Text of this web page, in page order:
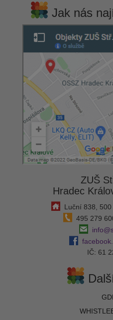
Jak nás
ZUŠ
Hradec
Luční 838,
495 279
IČ: 61